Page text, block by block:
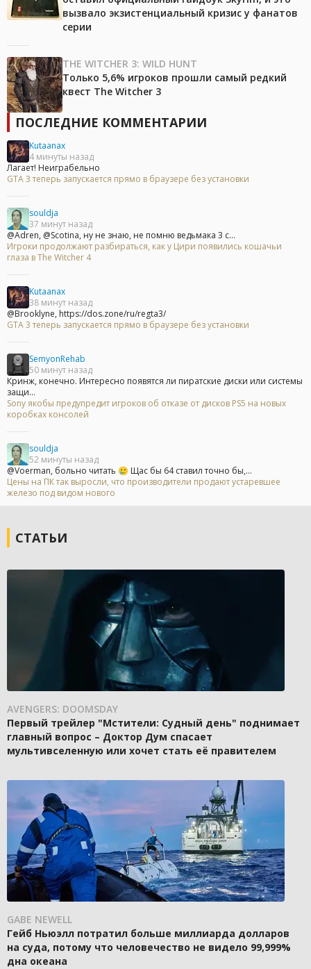
вызвало экзистенциальный кризис у фанатов
серии
THE WITCHER 3: WILD HUNT
Только 5,6% игроков прошли самый редкий
квест The Witcher 3
ПОСЛЕДНИЕ КОММЕНТАРИИ
Kutaanax
4 минуты назад
Лагает! Неиграбельно
GTA 3 теперь запускается прямо в браузере без установки
souldja
37 минут назад
@Adren, @Scotina, ну не знаю, не помню ведьмака 3 с...
Игроки продолжают разбираться, как у Цири появились кошачьи
глаза в The Witcher 4
Kutaanax
38 минут назад
@Brooklyne, https://dos.zone/ru/regta3/
GTA 3 теперь запускается прямо в браузере без установки
SemyonRehab
50 минут назад
Кринж, конечно. Интересно появятся ли пиратские диски или системы
защи...
Sony якобы предупредит игроков об отказе от дисков PS5 на новых
коробках консолей
souldja
52 минуты назад
@Voerman, больно читать 🥲 Щас бы 64 ставил точно бы,...
Цены на ПК так выросли, что производители продают устаревшее
железо под видом нового
СТАТЬИ
AVENGERS: DOOMSDAY
Первый трейлер "Мстители: Судный день" поднимает
главный вопрос – Доктор Дум спасает
мультивселенную или хочет стать её правителем
GABE NEWELL
Гейб Ньюэлл потратил больше миллиарда долларов
на суда, потому что человечество не видело 99,999%
дна океана